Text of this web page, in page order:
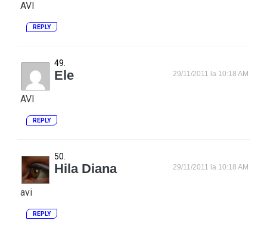
AVI
REPLY
Ele 29/11/2011 la 10:18 AM
AVI
REPLY
Hila Diana 29/11/2011 la 10:18 AM
avi
REPLY